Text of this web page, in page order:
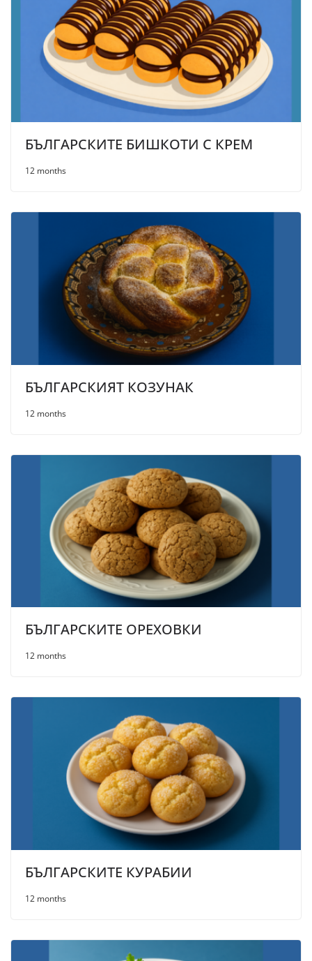
БЪЛГАРСКИТЕ БИШКОТИ С КРЕМ
12 months
БЪЛГАРСКИЯТ КОЗУНАК
12 months
БЪЛГАРСКИТЕ ОРЕХОВКИ
12 months
БЪЛГАРСКИТЕ КУРАБИИ
12 months